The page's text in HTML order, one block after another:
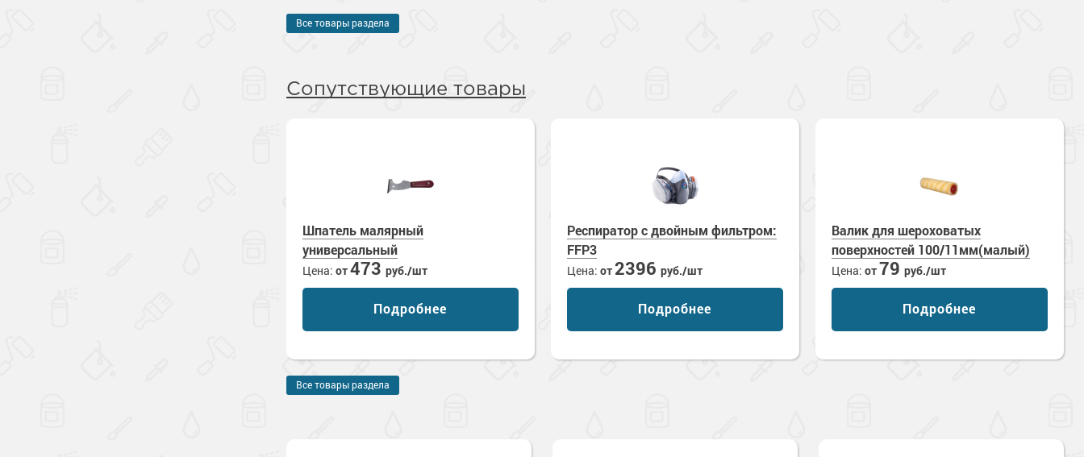
Все товары раздела
Сопутствующие товары
Шпатель малярный
универсальный
Цена: от473 руб./шт
Подробнее
Респиратор с двойным фильтром:
FFP3
Цена: от2396 руб./шт
Подробнее
Валик для шероховатых
поверхностей 100/11мм(малый)
Цена: от79 руб./шт
Подробнее
Все товары раздела